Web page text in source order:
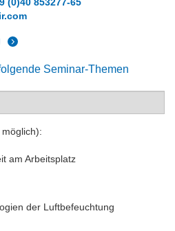
Seminar-Themen
am Arbeitsplatz
der Luftbefeuchtung